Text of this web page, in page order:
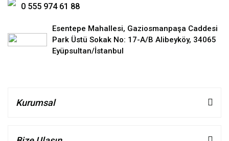
0 555 974 61 88
Esentepe Mahallesi, Gaziosmanpaşa Caddesi
Park Üstü Sokak No: 17-A/B Alibeyköy, 34065
Eyüpsultan/İstanbul
Kurumsal